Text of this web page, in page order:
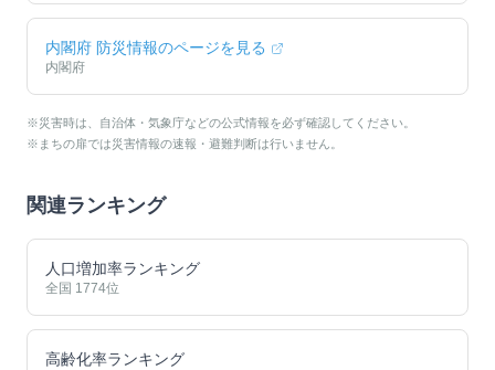
内閣府 防災情報のページを見る
内閣府
※災害時は、自治体・気象庁などの公式情報を必ず確認してください。
※まちの扉では災害情報の速報・避難判断は行いません。
関連ランキング
人口増加率ランキング
全国 1774位
高齢化率ランキング